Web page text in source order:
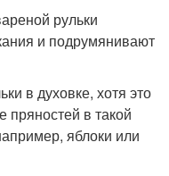
рульки
и подрумянивают
в духовке, хотя это
пряностей в такой
яблоки или